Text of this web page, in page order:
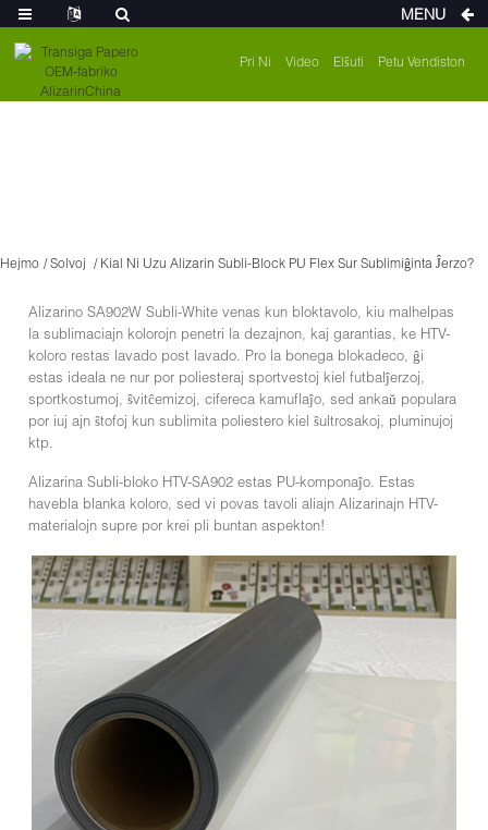
Pri Ni Video Elŝuti Petu Vendiston
Hejmo Solvoj Kial Ni Uzu Alizarin Subli-Block PU Flex Sur Sublimiĝinta Ĵerzo?
Alizarino SA902W Subli-White venas kun bloktavolo, kiu malhelpas
la sublimaciajn kolorojn penetri la dezajnon, kaj garantias, ke HTV-
koloro restas lavado post lavado. Pro la bonega blokadeco, ĝi
estas ideala ne nur por poliesteraj sportvestoj kiel futbalĵerzoj,
sportkostumoj, ŝvitĉemizoj, cifereca kamuflaĵo, sed ankaŭ populara
por iuj ajn ŝtofoj kun sublimita poliestero kiel ŝultrosakoj, pluminujoj
ktp.
Alizarina Subli-bloko HTV-SA902 estas PU-komponaĵo. Estas
havebla blanka koloro, sed vi povas tavoli aliajn Alizarinajn HTV-
materialojn supre por krei pli buntan aspekton!
MENU